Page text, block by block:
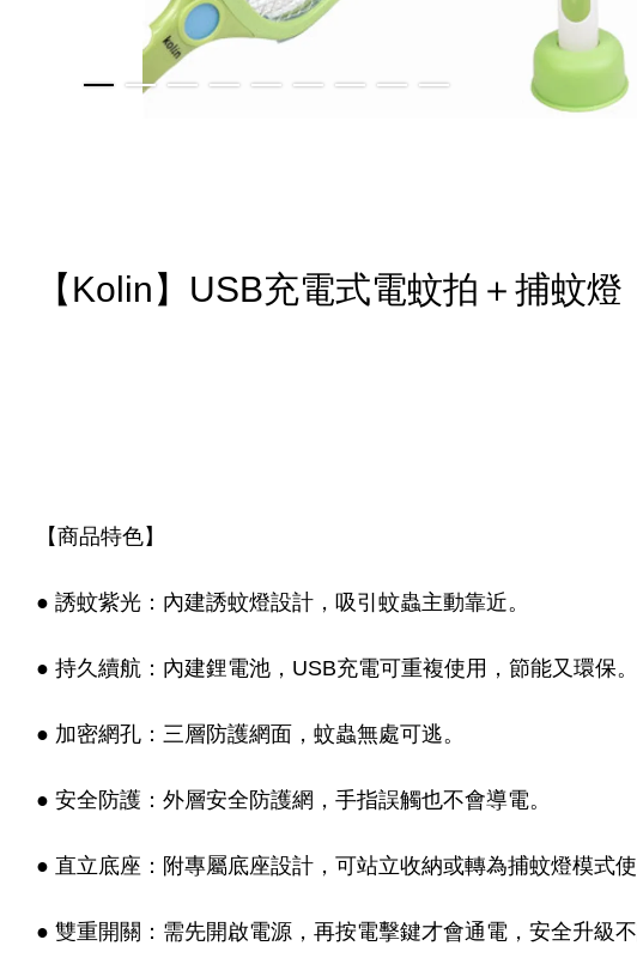
【Kolin】USB充電式電蚊拍＋捕蚊
【商品特色】
● 誘蚊紫光：內建誘蚊燈設計，吸引蚊蟲主動靠近。
● 持久續航：內建鋰電池，USB充電可重複使用，節能又環保。
● 加密網孔：三層防護網面，蚊蟲無處可逃。
● 安全防護：外層安全防護網，手指誤觸也不會導電。
● 直立底座：附專屬底座設計，可站立收納或轉為捕蚊燈模式使
● 雙重開關：需先開啟電源，再按電擊鍵才會通電，安全升級不